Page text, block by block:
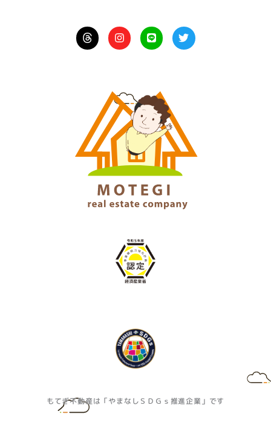
I
n
s
r
a
m
L
i
n
T
w
i
もてぎ不動産は「やまなしＳＤＧｓ推進企業」です